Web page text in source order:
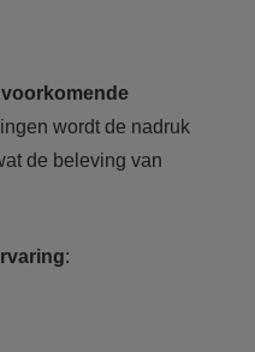
wordt de nadruk
de beleving van
: